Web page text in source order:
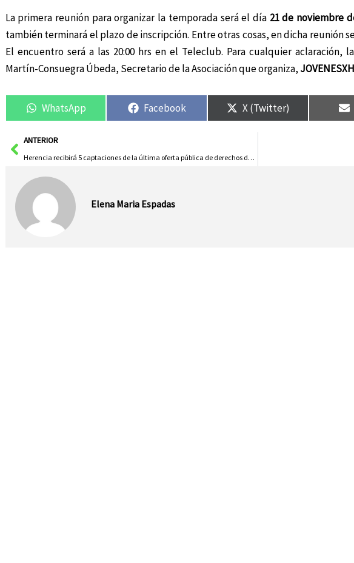
La primera reunión para organizar la temporada será el día21 de noviembre
también terminará el plazo de inscripción. Entre otras cosas, en dicha reunión
El encuentro será a las 20:00 hrs en el Teleclub. Para cualquier aclaración,
Martín-Consuegra Úbeda, Secretario de la Asociación que organiza,
WhatsApp Facebook X (Twitter)
AntANTERIOR
Herencia recibirá 5 captaciones de la última oferta pública de derechos del agua
Elena Maria Espadas